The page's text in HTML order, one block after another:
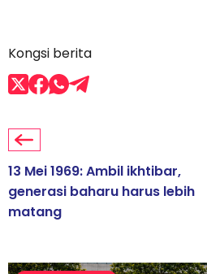
Kongsi berita
13 Mei 1969: Ambil ikhtibar,
generasi baharu harus lebih
matang